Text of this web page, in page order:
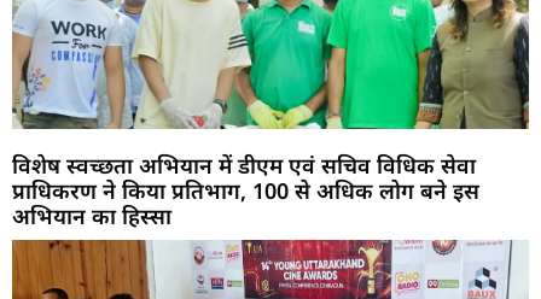
विशेष स्वच्छता अभियान में डीएम एवं सचिव विधिक सेवा
प्राधिकरण ने किया प्रतिभाग, 100 से अधिक लोग बने इस
अभियान का हिस्सा